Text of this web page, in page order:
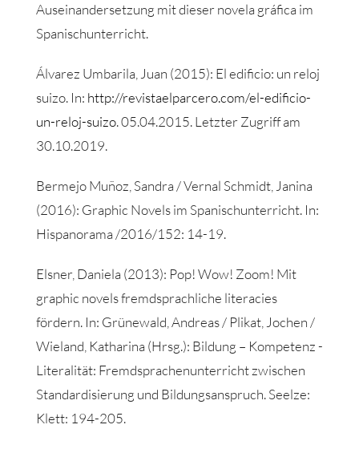
Auseinandersetzung mit dieser novela gráfica im
Spanischunterricht.
Álvarez Umbarila, Juan (2015): El edificio: un reloj
suizo. In: http://revistaelparcero.com/el-edificio-
un-reloj-suizo. 05.04.2015. Letzter Zugriff am
30.10.2019.
Bermejo Muñoz, Sandra / Vernal Schmidt, Janina
(2016): Graphic Novels im Spanischunterricht. In:
Hispanorama /2016/152: 14-19.
Elsner, Daniela (2013): Pop! Wow! Zoom! Mit
graphic novels fremdsprachliche literacies
fördern. In: Grünewald, Andreas / Plikat, Jochen /
Wieland, Katharina (Hrsg.): Bildung – Kompetenz -
Literalität: Fremdsprachenunterricht zwischen
Standardisierung und Bildungsanspruch. Seelze:
Klett: 194-205.